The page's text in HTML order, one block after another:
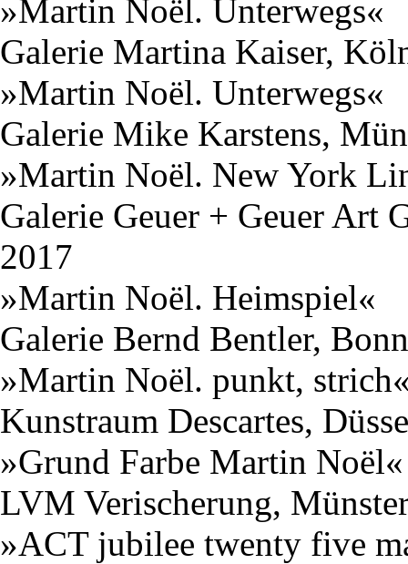
»Martin Noël. Unterwegs«
Galerie Martina Kaiser,
»Martin Noël. Unterwegs«
Galerie Mike Karstens,
»Martin Noël. New York
Galerie Geuer + Geuer Art
2017
»Martin Noël. Heimspiel«
Galerie Bernd Bentler, Bonn
»Martin Noël. punkt,
Kunstraum Descartes,
»Grund Farbe Martin Noël«
LVM Verischerung,
»ACT jubilee twenty five